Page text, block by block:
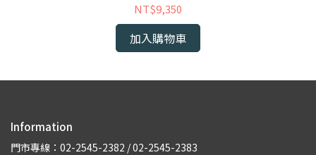
NT$9,350
加入購物車
Information
門市專線：02-2545-2382 / 02-2545-2383